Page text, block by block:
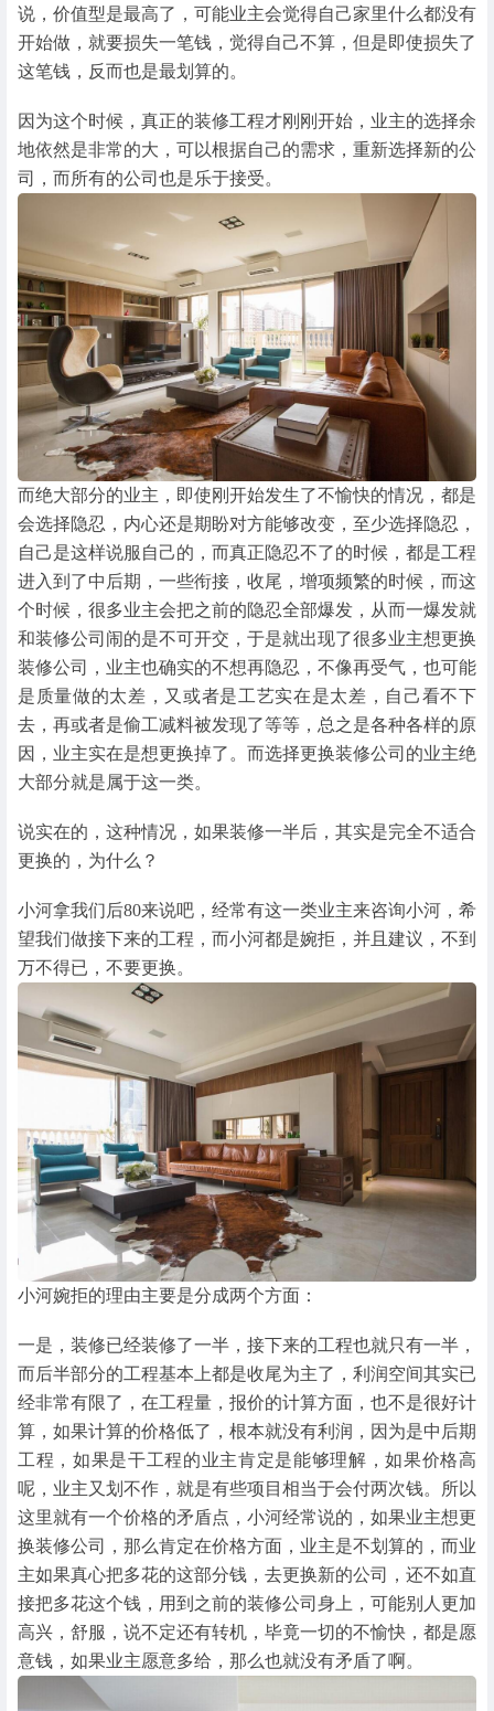
说，价值型是最高了，可能业主会觉得自己家里什么都没有
开始做，就要损失一笔钱，觉得自己不算，但是即使损失了
这笔钱，反而也是最划算的。
因为这个时候，真正的装修工程才刚刚开始，业主的选择余
地依然是非常的大，可以根据自己的需求，重新选择新的公
司，而所有的公司也是乐于接受。
而绝大部分的业主，即使刚开始发生了不愉快的情况，都是
会选择隐忍，内心还是期盼对方能够改变，至少选择隐忍，
自己是这样说服自己的，而真正隐忍不了的时候，都是工程
进入到了中后期，一些衔接，收尾，增项频繁的时候，而这
个时候，很多业主会把之前的隐忍全部爆发，从而一爆发就
和装修公司闹的是不可开交，于是就出现了很多业主想更换
装修公司，业主也确实的不想再隐忍，不像再受气，也可能
是质量做的太差，又或者是工艺实在是太差，自己看不下
去，再或者是偷工减料被发现了等等，总之是各种各样的原
因，业主实在是想更换掉了。而选择更换装修公司的业主绝
大部分就是属于这一类。
说实在的，这种情况，如果装修一半后，其实是完全不适合
更换的，为什么？
小河拿我们后80来说吧，经常有这一类业主来咨询小河，希
望我们做接下来的工程，而小河都是婉拒，并且建议，不到
万不得已，不要更换。
小河婉拒的理由主要是分成两个方面：
一是，装修已经装修了一半，接下来的工程也就只有一半，
而后半部分的工程基本上都是收尾为主了，利润空间其实已
经非常有限了，在工程量，报价的计算方面，也不是很好计
算，如果计算的价格低了，根本就没有利润，因为是中后期
工程，如果是干工程的业主肯定是能够理解，如果价格高
呢，业主又划不作，就是有些项目相当于会付两次钱。所以
这里就有一个价格的矛盾点，小河经常说的，如果业主想更
换装修公司，那么肯定在价格方面，业主是不划算的，而业
主如果真心把多花的这部分钱，去更换新的公司，还不如直
接把多花这个钱，用到之前的装修公司身上，可能别人更加
高兴，舒服，说不定还有转机，毕竟一切的不愉快，都是愿
意钱，如果业主愿意多给，那么也就没有矛盾了啊。